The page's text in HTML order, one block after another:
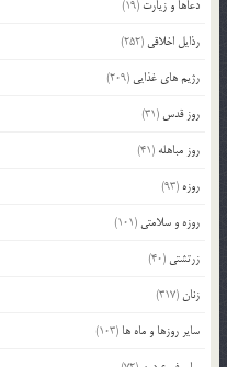
دعاها و زیارت (19)
رذایل اخلاقی (252)
رژیم های غذایی (209)
روز قدس (31)
روز مباهله (41)
روزه (93)
روزه و سلامتی (101)
زرتشتی (40)
زنان(317)
سایر روزها و ماه ها (103)